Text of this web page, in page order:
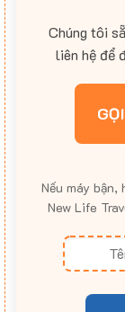
Chúng tôi
liên hệ để
Nếu máy
New Life